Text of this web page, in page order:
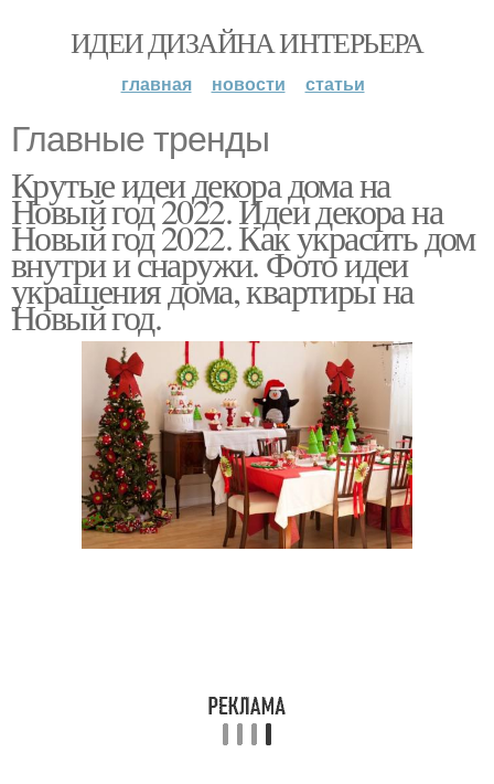
ИДЕИ ДИЗАЙНА ИНТЕРЬЕРА
главная новости статьи
Главные тренды
Крутые идеи декора дома на
Новый год 2022. Идеи декора на
Новый год 2022. Как украсить дом
внутри и снаружи. Фото идеи
украшения дома, квартиры на
Новый год.